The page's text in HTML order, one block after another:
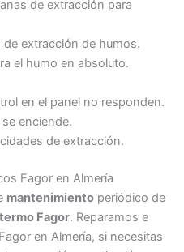
de extracción para
extracción de humos.
el humo en absoluto.
en el panel no responden.
enciende.
de extracción.
Fagor en Almería
mantenimiento periódico de
termo Fagor. Reparamos e
en Almería, si necesitas